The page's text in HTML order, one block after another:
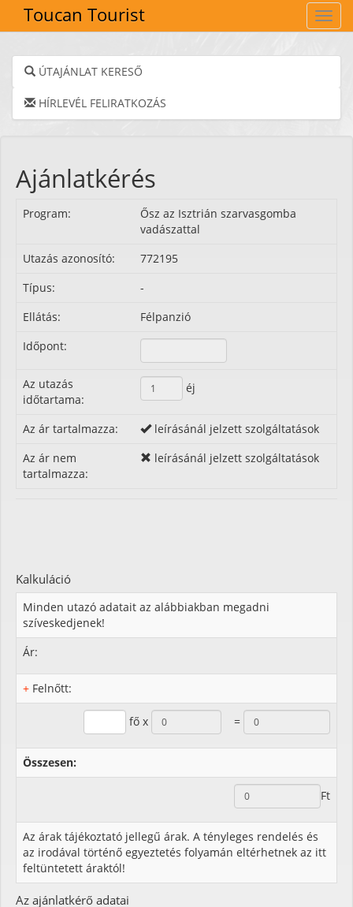
Toucan Tourist
ÚTAJÁNLAT KERESŐ
HÍRLEVÉL FELIRATKOZÁS
Ajánlatkérés
Program:
Ősz az Isztrián szarvasgomba
vadászattal
Utazás azonosító:
772195
Típus:
-
Ellátás:
Félpanzió
Időpont:
Az utazás
időtartama:
éj
Az ár tartalmazza:
leírásánál jelzett szolgáltatások
Az ár nem
tartalmazza:
leírásánál jelzett szolgáltatások
Kalkuláció
Minden utazó adatait az alábbiakban megadni
szíveskedjenek!
Ár:
+ Felnőtt:
fő x =
Összesen:
Ft
Az árak tájékoztató jellegű árak. A tényleges rendelés és
az irodával történő egyeztetés folyamán eltérhetnek az itt
feltüntetett áraktól!
Az ajánlatkérő adatai